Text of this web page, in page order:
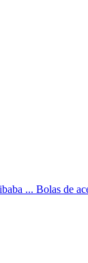
... Bolas de